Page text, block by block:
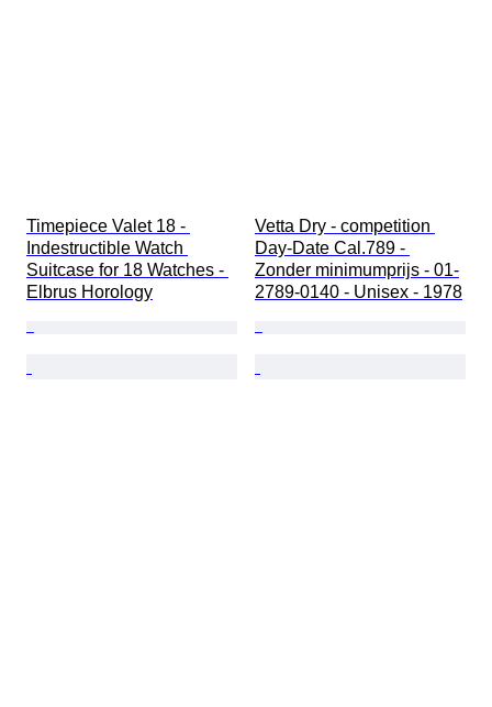
Timepiece Valet 18 -
Indestructible Watch
Suitcase for 18 Watches -
Elbrus Horology
Vetta Dry - competition
Day-Date Cal.789 -
Zonder minimumprijs - 01-
2789-0140 - Unisex - 1978